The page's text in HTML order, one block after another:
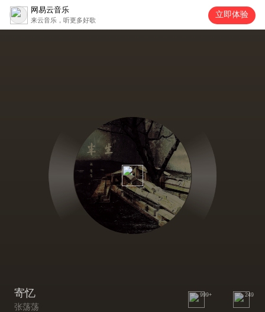
网易云音乐
来云音乐，听更多好歌
立即体验
寄忆
张荡荡
999+ 249